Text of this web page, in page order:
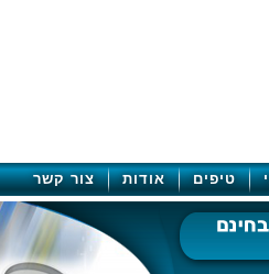
טיפים אודות צור קשר